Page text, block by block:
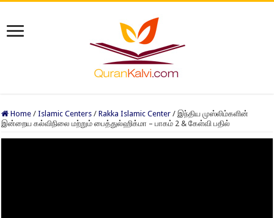
Home / Islamic Centers / Rakka Islamic Center / இந்திய முஸ்லிம்களின்
இன்றைய கல்விநிலை மற்றும் பைத்துல்ஹிக்மா – பாகம் 2 & கேள்வி பதில்